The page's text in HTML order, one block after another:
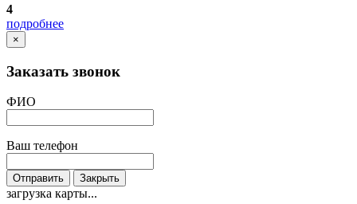
4
подробнее
×
Заказать звонок
ФИО
Ваш телефон
Отправить Закрыть
загрузка карты...